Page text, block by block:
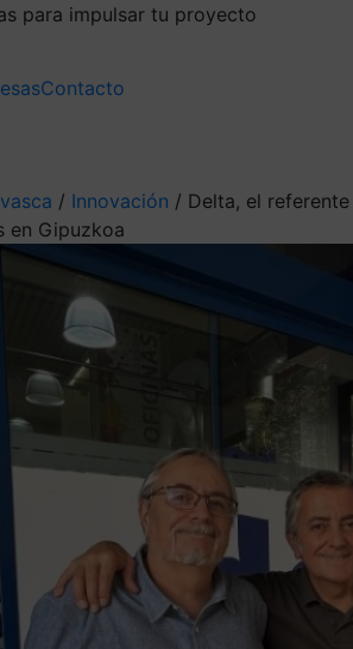
para impulsar tu proyecto
Contacto
/ Innovación / Delta, el referente
en Gipuzkoa